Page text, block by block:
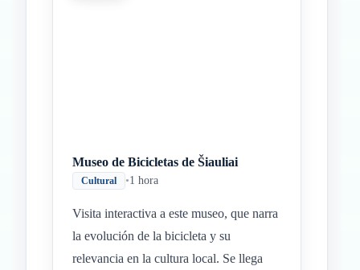
Museo de Bicicletas de Šiauliai
Cultural •1 hora
Visita interactiva a este museo, que narra
la evolución de la bicicleta y su
relevancia en la cultura local. Se llega